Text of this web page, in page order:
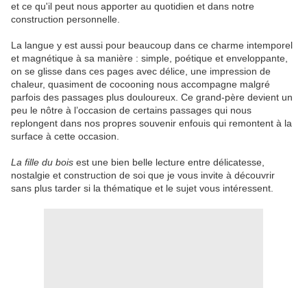
et ce qu'il peut nous apporter au quotidien et dans notre
construction personnelle.
La langue y est aussi pour beaucoup dans ce charme intemporel
et magnétique à sa manière : simple, poétique et enveloppante,
on se glisse dans ces pages avec délice, une impression de
chaleur, quasiment de cocooning nous accompagne malgré
parfois des passages plus douloureux. Ce grand-père devient un
peu le nôtre à l’occasion de certains passages qui nous
replongent dans nos propres souvenir enfouis qui remontent à la
surface à cette occasion.
La fille du bois est une bien belle lecture entre délicatesse,
nostalgie et construction de soi que je vous invite à découvrir
sans plus tarder si la thématique et le sujet vous intéressent.